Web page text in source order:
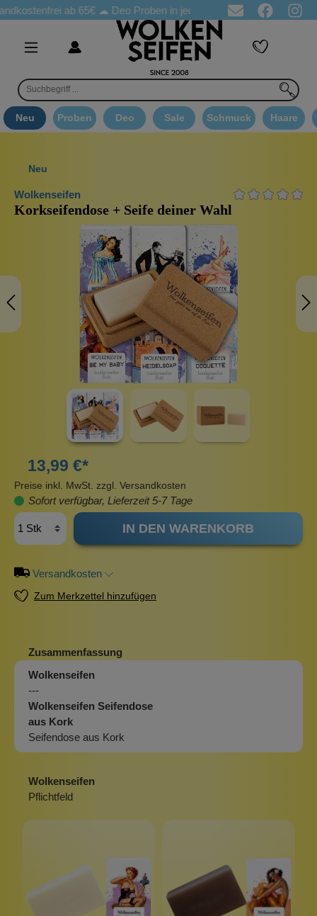
ab 65€☁ Deo Proben in jeder Bestellung ☁ Goodie
Neu Proben Deo Sale Schmuck Haare
Neu
Wolkenseifen
Korkseifendose + Seife deiner Wahl
13,99 €*
Preise inkl. MwSt. zzgl. Versandkosten
Sofort verfügbar, Lieferzeit 5-7 Tage
IN DEN WARENKORB
Versandkosten
Zum Merkzettel hinzufügen
Zusammenfassung
Wolkenseifen
---
Wolkenseifen Seifendose
aus Kork
Seifendose aus Kork
Wolkenseifen
Pflichtfeld